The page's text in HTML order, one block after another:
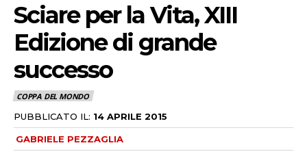
Sciare per la Vita, XIII
Edizione di grande
successo
COPPA DEL MONDO
PUBBLICATO IL: 14 APRILE 2015
GABRIELE PEZZAGLIA